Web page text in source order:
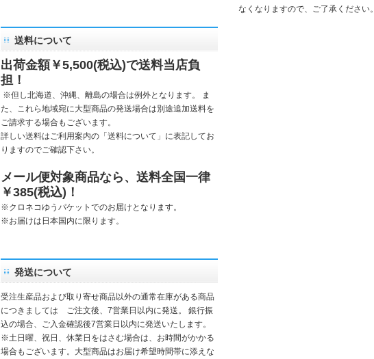
送料について
出荷金額￥5,500(税込)で送料当店負
担！
※但し北海道、沖縄、離島の場合は例外となります。 ま
た、これら地域宛に大型商品の発送場合は別途追加送料を
ご請求する場合もございます。
詳しい送料はご利用案内の「送料について 」に表記してお
りますのでご確認下さい。
メール便対象商品なら、送料全国一律
￥385(税込)！
※クロネコゆうパケットでのお届けとなります。
※お届けは日本国内に限ります。
発送について
受注生産品および取り寄せ商品以外の通常在庫がある商品
につきましては ご注文後、7営業日以内に発送。 銀行振
込の場合、ご入金確認後7営業日以内に発送いたします。
※土日曜、祝日、休業日をはさむ場合は、お時間がかかる
場合もございます。大型商品はお届け希望時間帯に添えな
なくなりますので、ご了承ください。